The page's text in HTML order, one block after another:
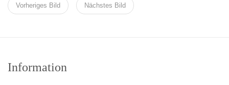
Vorheriges Bild Nächstes Bild
Information